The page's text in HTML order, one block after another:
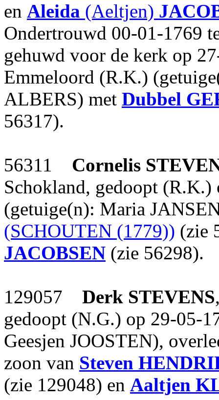
en Aleida (Aeltjen)
Ondertrouwd 00-01-1769
gehuwd voor de kerk op
Emmeloord (R.K.)
ALBERS) met Dubbel
56317).
56311 Cornelis
Schokland, gedoopt
(getuige(n): Maria
(SCHOUTEN (1779)) (zie
JACOBSEN (zie 56298).
129057 Derk STEVENS
gedoopt (N.G.) op 29-05-
Geesjen JOOSTEN),
zoon van Steven
(zie 129048) en Aaltjen